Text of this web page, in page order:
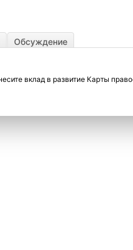
Обсуждение
вклад в развитие Карты